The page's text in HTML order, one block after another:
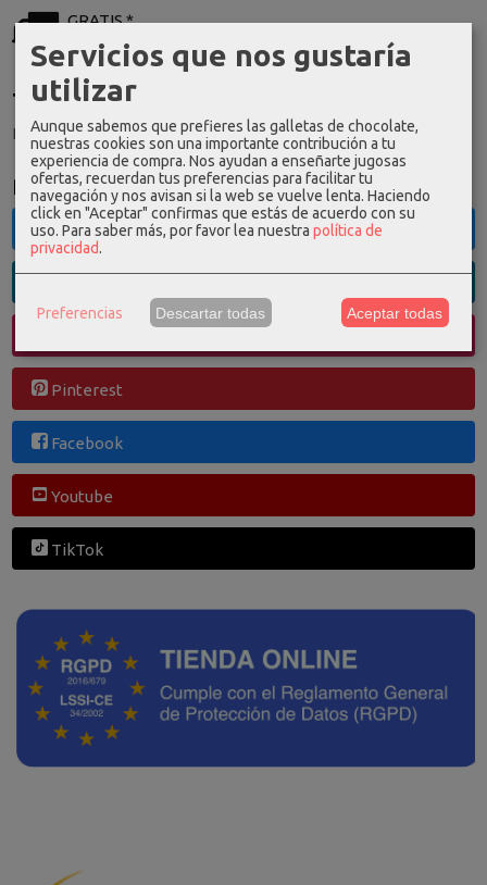
GRATIS *
Consultar Destinos
Tu Carrito (0)
El carrito de la compra está vacío
Redes Sociales
Twitter
Pinterest
Facebook
Youtube
TikTok
Servicios que nos gustaría
utilizar
Aunque sabemos que prefieres las galletas de chocolate,
nuestras cookies son una importante contribución a tu
experiencia de compra. Nos ayudan a enseñarte jugosas
ofertas, recuerdan tus preferencias para facilitar tu
navegación y nos avisan si la web se vuelve lenta. Haciendo
click en "Aceptar" confirmas que estás de acuerdo con su
uso. Para saber más, por favor lea nuestra política de
privacidad.
Preferencias Descartar todas Aceptar todas